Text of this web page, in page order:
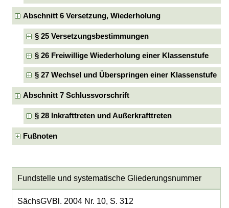
Abschnitt 6 Versetzung, Wiederholung
§ 25 Versetzungsbestimmungen
§ 26 Freiwillige Wiederholung einer Klassenstufe
§ 27 Wechsel und Überspringen einer Klassenstufe
Abschnitt 7 Schlussvorschrift
§ 28 Inkrafttreten und Außerkrafttreten
Fußnoten
Fundstelle und systematische Gliederungsnummer
SächsGVBl. 2004 Nr. 10, S. 312